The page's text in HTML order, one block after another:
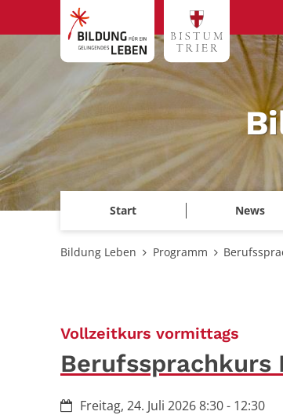
Zum Inhalt springen
Start News
Bildung Leben Programm
Vollzeitkurs vormittags
Berufssprachkurs
Datum:Freitag, 24. Juli 2026 8:30 - 12:30